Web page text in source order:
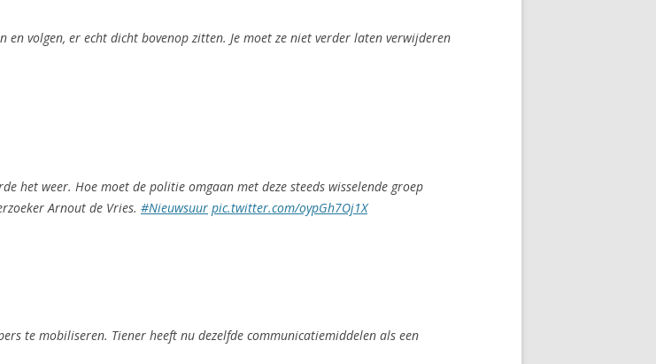
en volgen, er echt dicht bovenop zitten. Je moet ze niet verder laten verwijderen
het weer. Hoe moet de politie omgaan met deze steeds wisselende groep
Arnout de Vries. #Nieuwsuur pic.twitter.com/oypGh7Oj1X
te mobiliseren. Tiener heeft nu dezelfde communicatiemiddelen als een